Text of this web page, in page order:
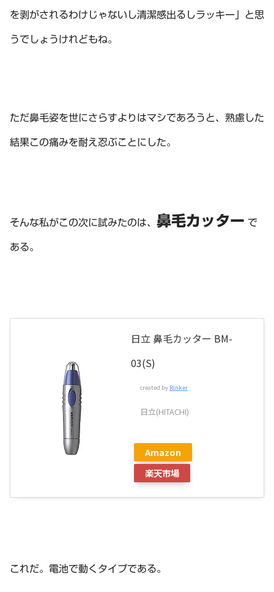
を剥がされるわけじゃないし清潔感出るしラッキー」と思
うでしょうけれどもね。
ただ鼻毛姿を世にさらすよりはマシであろうと、熟慮した
結果この痛みを耐え忍ぶことにした。
そんな私がこの次に試みたのは、 鼻毛カッター で
ある。
日立 鼻毛カッター BM-
03(S)
created by Rinker
日立(HITACHI)
Amazon
楽天市場
これだ。電池で動くタイプである。